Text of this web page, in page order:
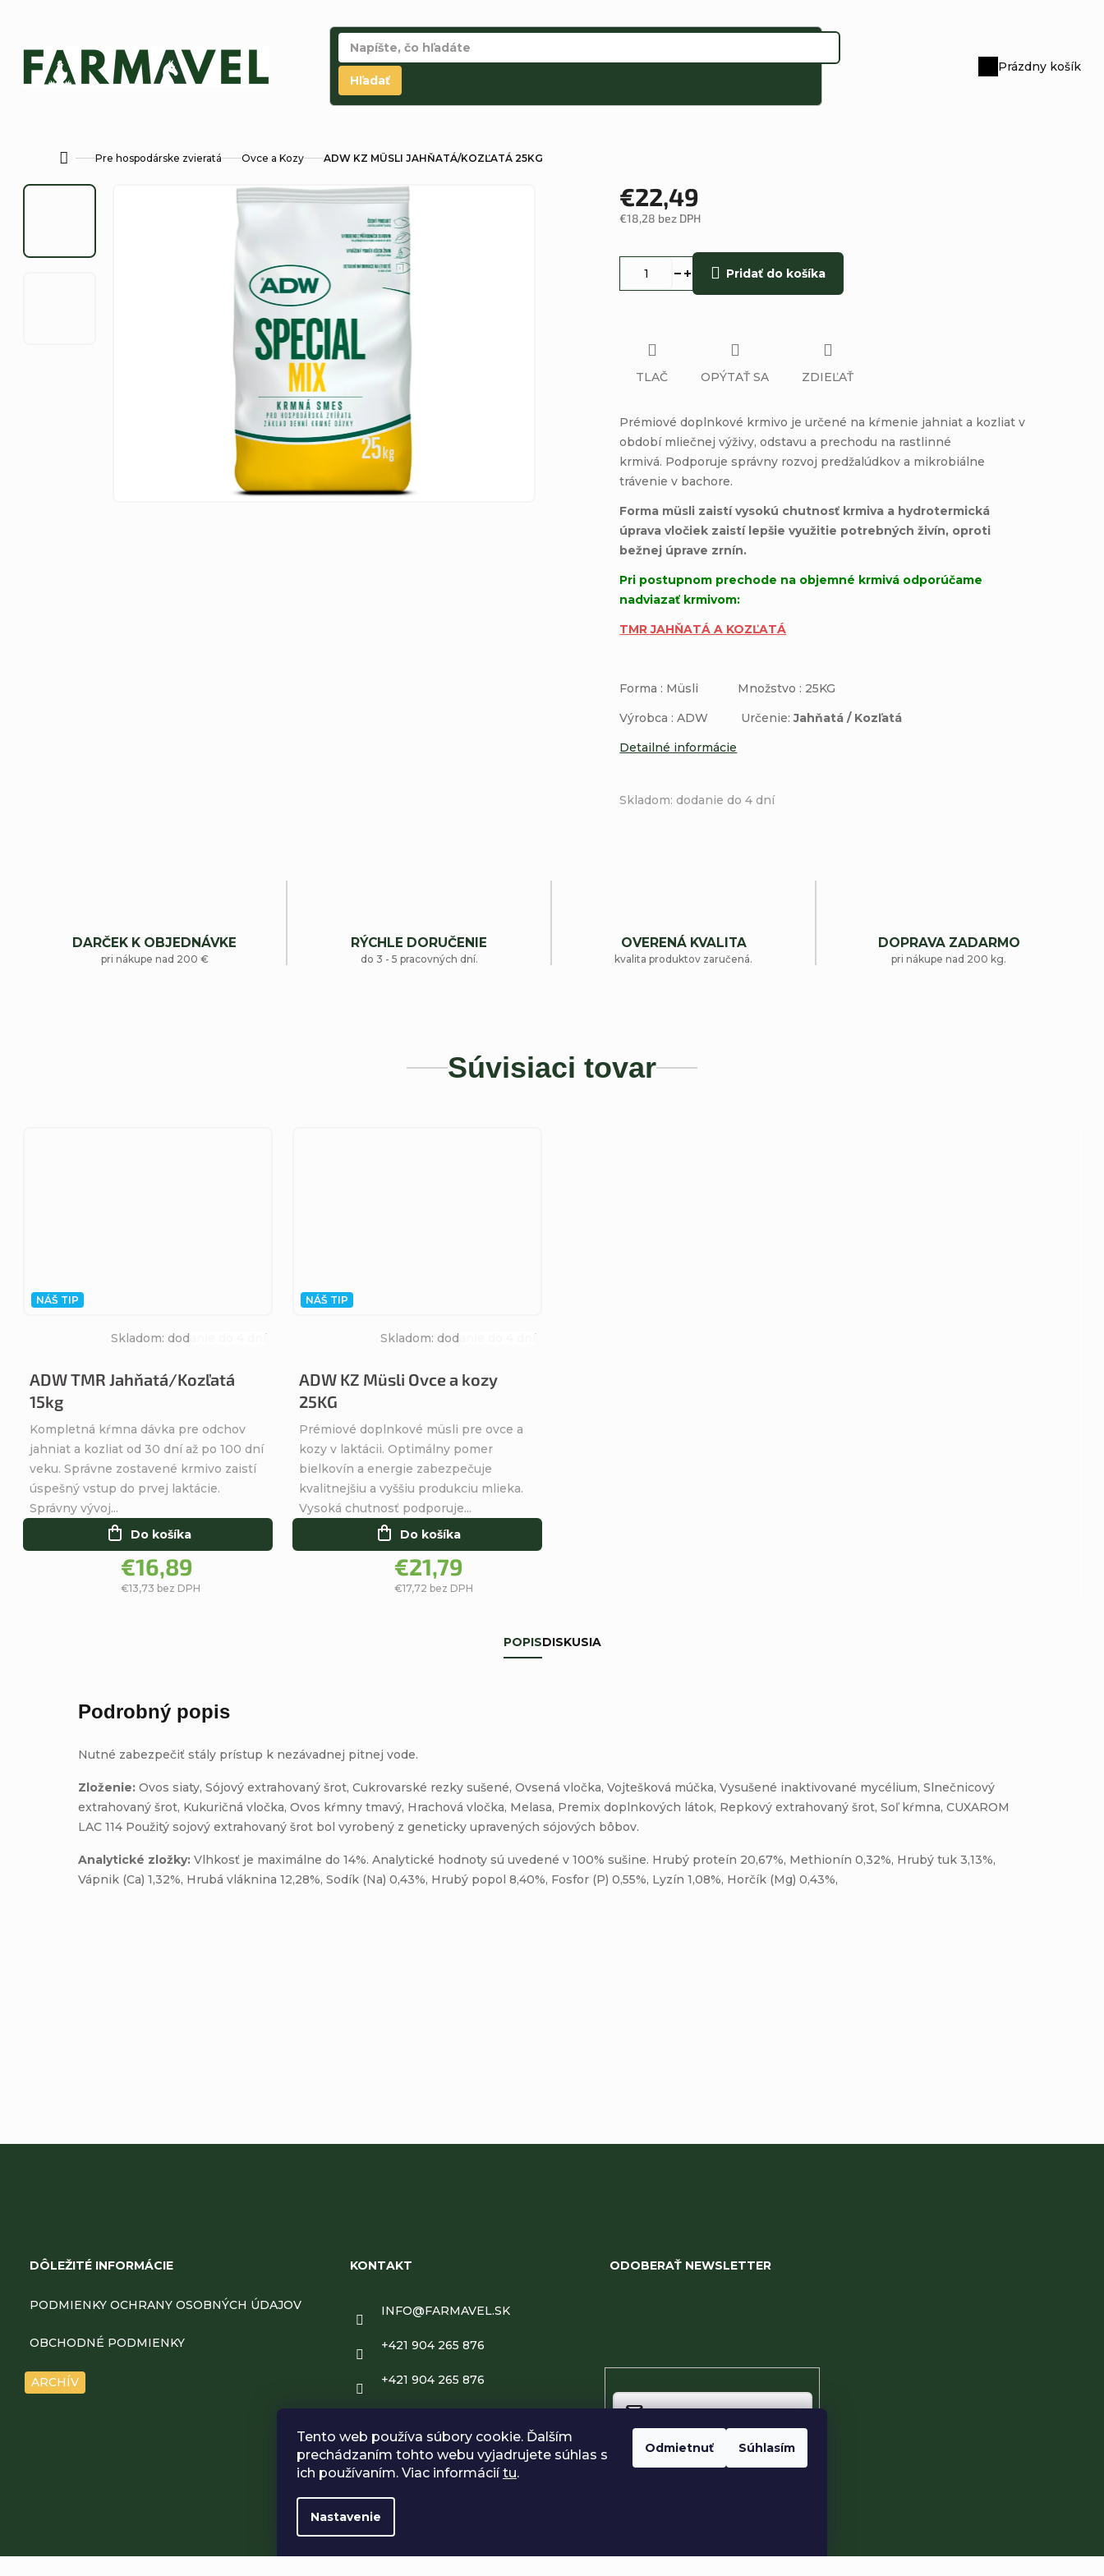
Tento web používa súbory cookie. Ďalším
prechádzaním tohto webu vyjadrujete súhlas s
ich používaním. Viac informáciítu.
Nastavenie
Odmietnuť Súhlasím
obsah
Hľadať
Nákupný
Prázdny košík
DomovPre hospodárske zvieratá Ovce a Kozy ADW KZ MÜSLI JAHŇATÁ/KOZĽATÁ 25KG
€22,49
€18,28 bez DPH
Skladom: dodanie do 4 dní
Pridať do košíka
Prémiové doplnkové krmivo je určené na kŕmenie jahniat a kozliat v
období mliečnej výživy, odstavu a prechodu na rastlinné
krmivá. Podporuje správny rozvoj predžalúdkov a mikrobiálne
trávenie v bachore.
Forma müsli zaistí vysokú chutnosť krmiva a hydrotermická
úprava vločiek zaistí lepšie využitie potrebných živín, oproti
bežnej úprave zrnín.
Pri postupnom prechode na objemné krmivá odporúčame
nadviazať krmivom:
TMR JAHŇATÁ A KOZĽATÁ
Forma : Müsli Množstvo : 25KG
Výrobca : ADW Určenie: Jahňatá / Kozľatá
Detailné informácie
TLAČ OPÝTAŤ SA ZDIEĽAŤ
DARČEK K OBJEDNÁVKE
pri nákupe nad 200 €
RÝCHLE DORUČENIE
do 3 - 5 pracovných dní.
OVERENÁ KVALITA
kvalita produktov zaručená.
DOPRAVA ZADARMO
pri nákupe nad 200 kg.
Súvisiaci tovar
NÁŠ TIP
ADW TMR Jahňatá/Kozľatá
15kg
produktu
4,9
z
5
hviezdičiek.
Skladom: dodanie do 4 dní
€13,73 bez DPH
€16,89
Do košíka
Kompletná kŕmna dávka pre odchov
jahniat a kozliat od 30 dní až po 100 dní
veku. Správne zostavené krmivo zaistí
úspešný vstup do prvej laktácie.
Správny vývoj...
NÁŠ TIP
ADW KZ Müsli Ovce a kozy
25KG
produktu
4,6
z
5
hviezdičiek.
Skladom: dodanie do 4 dní
€17,72 bez DPH
€21,79
Do košíka
Prémiové doplnkové müsli pre ovce a
kozy v laktácii. Optimálny pomer
bielkovín a energie zabezpečuje
kvalitnejšiu a vyššiu produkciu mlieka.
Vysoká chutnosť podporuje...
POPISDISKUSIA
Podrobný popis
Nutné zabezpečiť stály prístup k nezávadnej pitnej vode.
Zloženie:Ovos siaty, Sójový extrahovaný šrot, Cukrovarské rezky sušené, Ovsená vločka, Vojtešková múčka, Vysušené inaktivované mycélium, Slnečnicový
extrahovaný šrot, Kukuričná vločka, Ovos kŕmny tmavý, Hrachová vločka, Melasa, Premix doplnkových látok, Repkový extrahovaný šrot, Soľ kŕmna, CUXAROM
LAC 114 Použitý sojový extrahovaný šrot bol vyrobený z geneticky upravených sójových bôbov.
Analytické zložky:Vlhkosť je maximálne do 14%. Analytické hodnoty sú uvedené v 100% sušine. Hrubý proteín 20,67%, Methionín 0,32%, Hrubý tuk 3,13%,
Vápnik (Ca) 1,32%, Hrubá vláknina 12,28%, Sodík (Na) 0,43%, Hrubý popol 8,40%, Fosfor (P) 0,55%, Lyzín 1,08%, Horčík (Mg) 0,43%,
DÔLEŽITÉ INFORMÁCIE
PODMIENKY OCHRANY OSOBNÝCH ÚDAJOV
OBCHODNÉ PODMIENKY
ARCHÍV
KONTAKT
INFO@FARMAVEL.SK
+421 904 265 876
+421 904 265 876
FARMAVEL.SK
ODOBERAŤ NEWSLETTER
Vložením e-mailu súhlasíte s
podmienkami ochrany osobných údajov